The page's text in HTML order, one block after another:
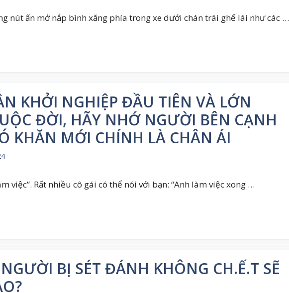
nút ấn mở nắp bình xăng phía trong xe dưới chán trái ghế lái như các …
KHỞI NGHIỆP ĐẦU TIÊN VÀ LỚN
ĐỜI, HÃY NHỚ NGƯỜI BÊN CẠNH
KHĂN MỚI CHÍNH LÀ CHÂN ÁI
việc”. Rất nhiều cô gái có thể nói với bạn: “Anh làm việc xong …
BỊ SÉT ĐÁNH KHÔNG CH.Ế.T SẼ